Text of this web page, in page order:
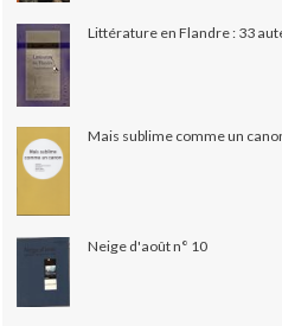
Littérature en Flandre : 33
Mais sublime comme un
Neige d'août n° 10